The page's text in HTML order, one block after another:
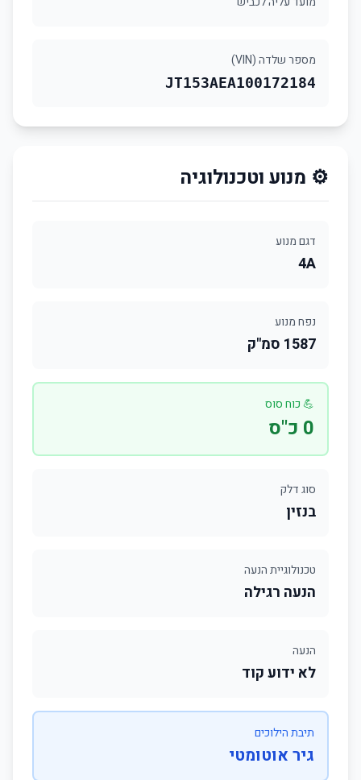
מספר שלדה (VIN)
JT153AEA100172184
⚙️ מנוע וטכנולוגיה
דגם מנוע
4A
נפח מנוע
1587 סמ"ק
💪 כוח סוס
0 כ"ס
סוג דלק
בנזין
טכנולוגיית הנעה
הנעה רגילה
הנעה
לא ידוע קוד
תיבת הילוכים
גיר אוטומטי